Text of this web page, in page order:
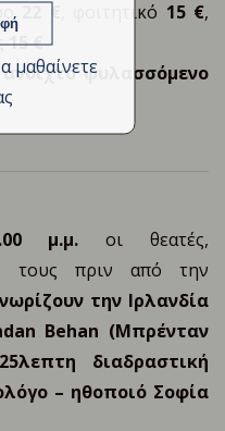
μαθαίνετε
, φοιτητικό 15 €,
15 €
φυλασσόμενο
μ.μ. οι θεατές,
τους πριν από την
την Ιρλανδία
Behan (Μπρένταν
διαδραστική
– ηθοποιό Σοφία